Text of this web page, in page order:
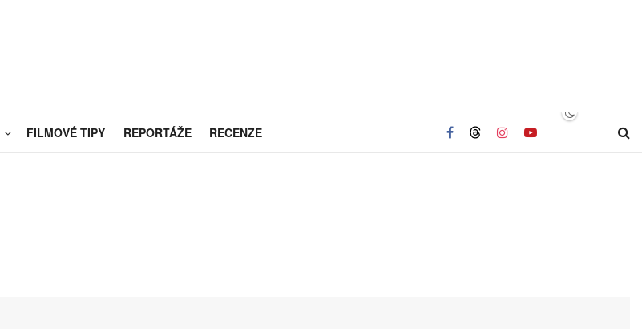
FILMOVÉ TIPY REPORTÁŽE RECENZE